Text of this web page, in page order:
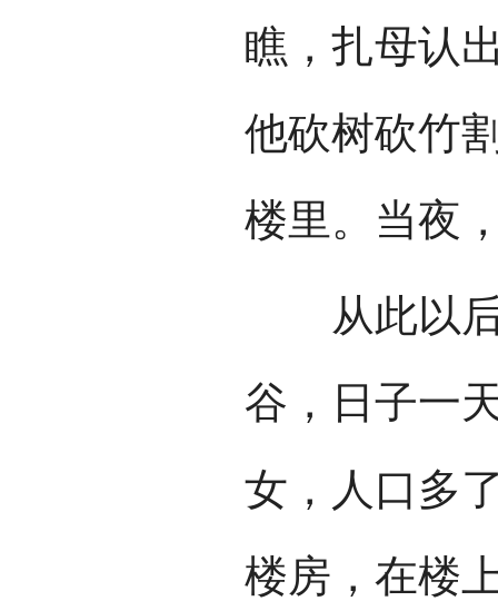
瞧，扎母认
他砍树砍竹
楼里。当夜
从此以后
谷，日子一
女，人口多
楼房，在楼